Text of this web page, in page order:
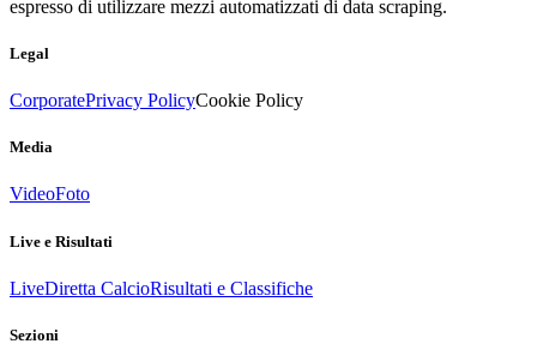
espresso di utilizzare mezzi automatizzati di data scraping.
Legal
CorporatePrivacy PolicyCookie Policy
Media
VideoFoto
Live e Risultati
LiveDiretta CalcioRisultati e Classifiche
Sezioni